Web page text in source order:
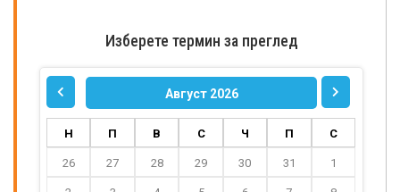
Изберете термин за преглед
Август 2026
Н П В С Ч П С
26 27 28 29 30 31 1